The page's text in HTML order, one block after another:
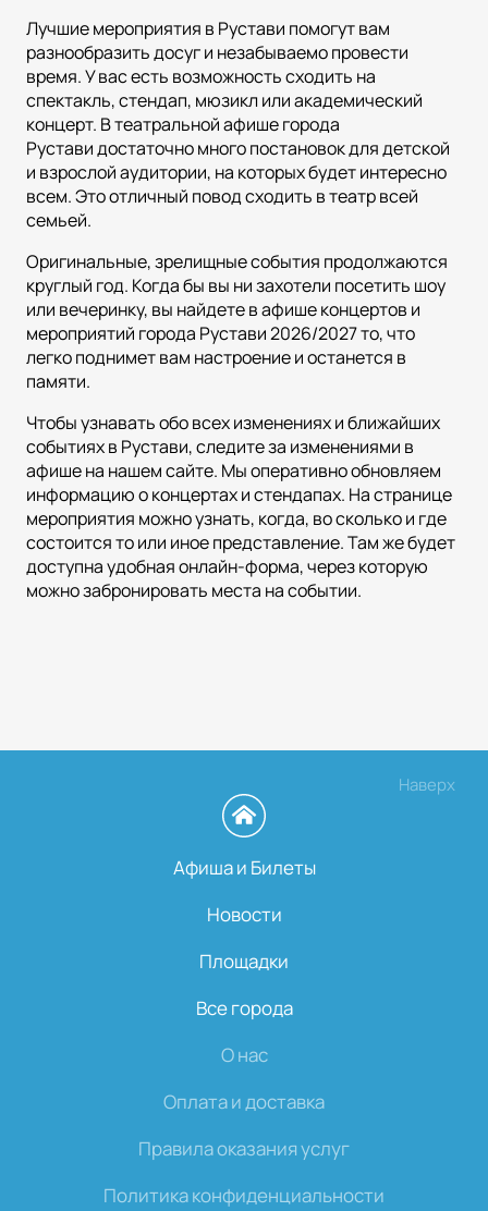
Лучшие мероприятия в Рустави помогут вам
разнообразить досуг и незабываемо провести
время. У вас есть возможность сходить на
спектакль, стендап, мюзикл или академический
концерт. В театральной афише города
Рустави достаточно много постановок для детской
и взрослой аудитории, на которых будет интересно
всем. Это отличный повод сходить в театр всей
семьей.
Оригинальные, зрелищные события продолжаются
круглый год. Когда бы вы ни захотели посетить шоу
или вечеринку, вы найдете в афише концертов и
мероприятий города Рустави 2026/2027 то, что
легко поднимет вам настроение и останется в
памяти.
Чтобы узнавать обо всех изменениях и ближайших
событиях в Рустави, следите за изменениями в
афише на нашем сайте. Мы оперативно обновляем
информацию о концертах и стендапах. На странице
мероприятия можно узнать, когда, во сколько и где
состоится то или иное представление. Там же будет
доступна удобная онлайн-форма, через которую
можно забронировать места на событии.
Наверх
Афиша и Билеты
Новости
Площадки
Все города
О нас
Оплата и доставка
Правила оказания услуг
Политика конфиденциальности